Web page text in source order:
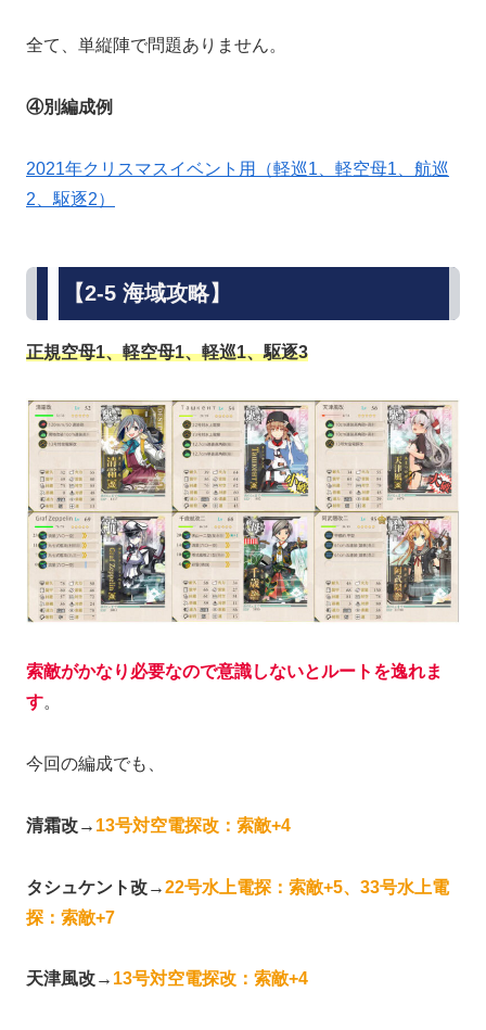
全て、単縦陣で問題ありません。
④別編成例
2021年クリスマスイベント用（軽巡1、軽空母1、航巡
2、駆逐2）
【2-5 海域攻略】
正規空母1、軽空母1、軽巡1、駆逐3
索敵がかなり必要なので意識しないとルートを逸れま
す。
今回の編成でも、
清霜改→ 13号対空電探改：索敵+4
タシュケント改→22号水上電探：索敵+5、33号水上電
探：索敵+7
天津風改→ 13号対空電探改：索敵+4